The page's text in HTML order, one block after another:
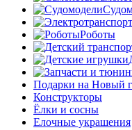
Роботы
Подарки на Новый
Конструкторы
Ёлки и сосны
Елочные украшения